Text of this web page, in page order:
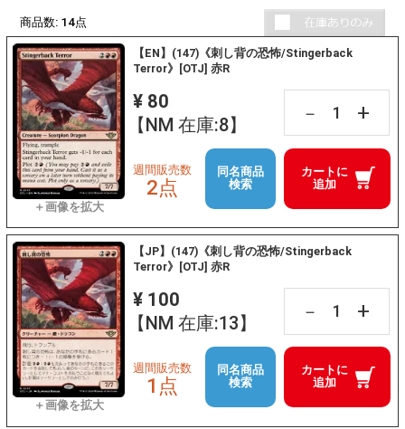
商品数: 14点
【EN】(147)《刺し背の恐怖/Stingerback
Terror》[OTJ] 赤R
¥ 80
【NM 在庫:8】
－ +
カートに
追加
週間販売数
2点
同名商品
検索
【JP】(147)《刺し背の恐怖/Stingerback
Terror》[OTJ] 赤R
¥ 100
【NM 在庫:13】
－ +
カートに
追加
週間販売数
1点
同名商品
検索